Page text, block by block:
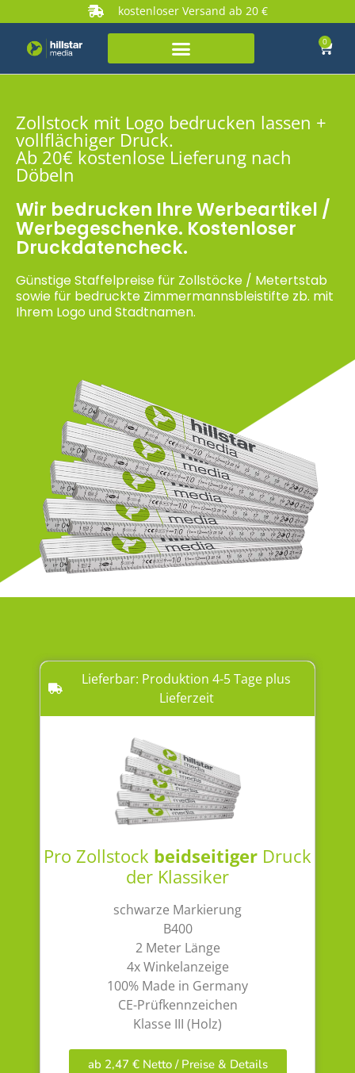
kostenloser Versand ab 20 €
0
Zollstock mit Logo bedrucken lassen +
vollflächiger Druck.
Ab 20€ kostenlose Lieferung nach
Döbeln
Wir bedrucken Ihre Werbeartikel /
Werbegeschenke. Kostenloser
Druckdatencheck.
Günstige Staffelpreise für Zollstöcke / Metertstab
sowie für bedruckte Zimmermannsbleistifte zb. mit
Ihrem Logo und Stadtnamen.
Lieferbar: Produktion 4-5 Tage plus
Lieferzeit
Pro Zollstock beidseitiger Druck
der Klassiker
schwarze Markierung
B400
2 Meter Länge
4x Winkelanzeige
100% Made in Germany
CE-Prüfkennzeichen
Klasse III (Holz)
ab 2,47 € Netto / Preise & Details